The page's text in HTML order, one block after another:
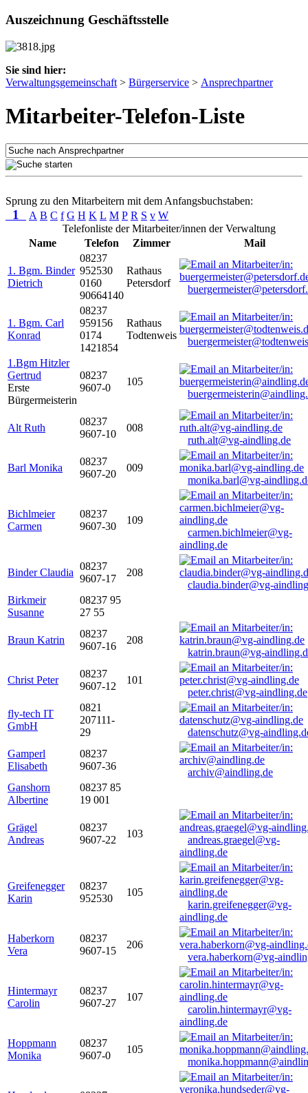
Auszeichnung Geschäftsstelle
Sie sind hier:
Verwaltungsgemeinschaft > Bürgerservice > Ansprechpartner
Mitarbeiter-Telefon-Liste
Sprung zu den Mitarbeitern mit dem Anfangsbuchstaben:
1 A B C f G H K L M P R S v W
Telefonliste der Mitarbeiter/innen der Verwaltung
Name
Telefon Zimmer Mail
1. Bgm. Binder
Dietrich
08237
952530
0160
90664140
Rathaus
Petersdorf
1. Bgm. Carl
Konrad
08237
959156
0174
1421854
Rathaus
Todtenweis
1.Bgm Hitzler
Gertrud
Erste
Bürgermeisterin
08237
9607-0
105
Alt Ruth
08237
9607-10
008
ruth.alt@vg-aindling.de
Barl Monika
08237
9607-20
009
monika.barl@vg-
Bichlmeier
Carmen
08237
9607-30
109
carmen.bichlmeier@vg-
aindling.de
Binder Claudia
08237
9607-17
208
claudia.binder@vg-
Birkmeir
Susanne
08237 95
27 55
Braun Katrin
08237
9607-16
208
katrin.braun@vg-
Christ Peter
08237
9607-12
101
peter.christ@vg-aindling.de
fly-tech IT
GmbH
0821
207111-
29
datenschutz@vg-
Gamperl
Elisabeth
08237
9607-36
archiv@aindling.de
Ganshorn
Albertine
08237 85
19 001
Grägel
Andreas
08237
9607-22
103
andreas.graegel@vg-
aindling.de
Greifenegger
Karin
08237
952530
105
karin.greifenegger@vg-
aindling.de
Haberkorn
Vera
08237
9607-15
206
vera.haberkorn@vg-
Hintermayr
Carolin
08237
9607-27
107
carolin.hintermayr@vg-
aindling.de
Hoppmann
Monika
08237
9607-0
105